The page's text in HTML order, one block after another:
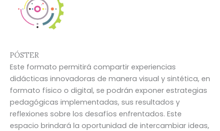
PÓSTER
Este formato permitirá compartir experiencias
didácticas innovadoras de manera visual y sintética, en
formato físico o digital, se podrán exponer estrategias
pedagógicas implementadas, sus resultados y
reflexiones sobre los desafíos enfrentados. Este
espacio brindará la oportunidad de intercambiar ideas,